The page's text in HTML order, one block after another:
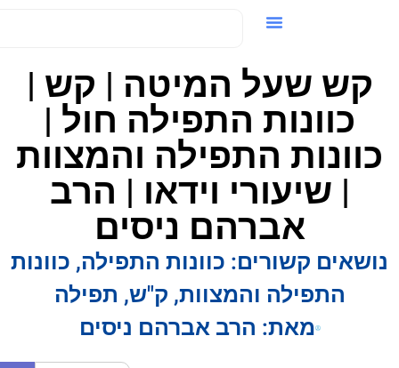
קש שעל המיטה | קש |
כוונות התפילה חול |
התפילה והמצוות
| שיעורי וידאו | הרב
אברהם ניסים
קשורים: כוונות התפילה,כוונות
התפילה והמצוות,ק"ש,תפילה
מאת:הרב אברהם ניסים